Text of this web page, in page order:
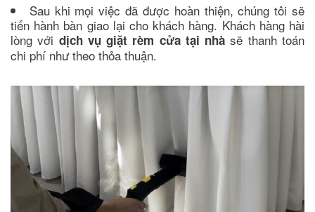
Sau khi mọi việc đã được hoàn thiện, chúng tôi sẽ
tiến hành bàn giao lại cho khách hàng. Khách hàng hài
lòng với dịch vụ giặt rèm cửa tại nhà sẽ thanh toán
chi phí như theo thỏa thuận.